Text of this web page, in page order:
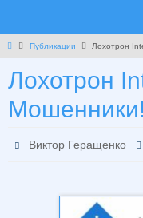
Главная
Публикации Лохотрон
Лохотрон
Виктор Геращенко